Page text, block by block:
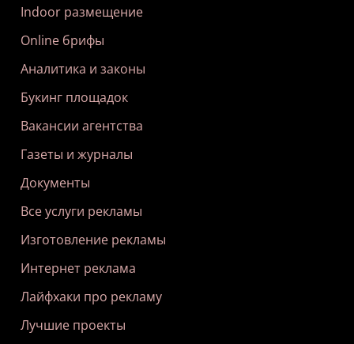
Indoor размещение
Online брифы
Аналитика и законы
Букинг площадок
Вакансии агентства
Газеты и журналы
Документы
Все услуги рекламы
Изготовление рекламы
Интернет реклама
Лайфхаки про рекламу
Лучшие проекты